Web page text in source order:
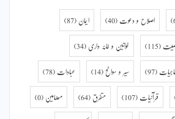
اصلاح و دعوت (40) ایمان (87)
(115) خواتین و خانہ داری (34)
(97) سیر و سوانح (14) عبادات (78)
قرآنیات (107) متفرق (64) مضامین (0)